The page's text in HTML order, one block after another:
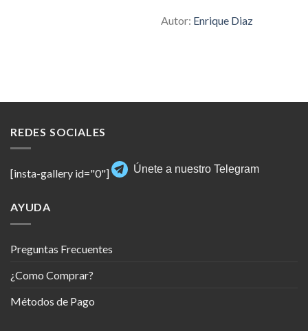
Autor: Enrique Diaz
REDES SOCIALES
[insta-gallery id="0"] Únete a nuestro Telegram
AYUDA
Preguntas Frecuentes
¿Como Comprar?
Métodos de Pago